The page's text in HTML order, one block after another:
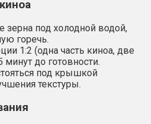
зерна под холодной водой,
горечь.
1:2 (одна часть киноа, две
до готовности.
под крышкой
текстуры.